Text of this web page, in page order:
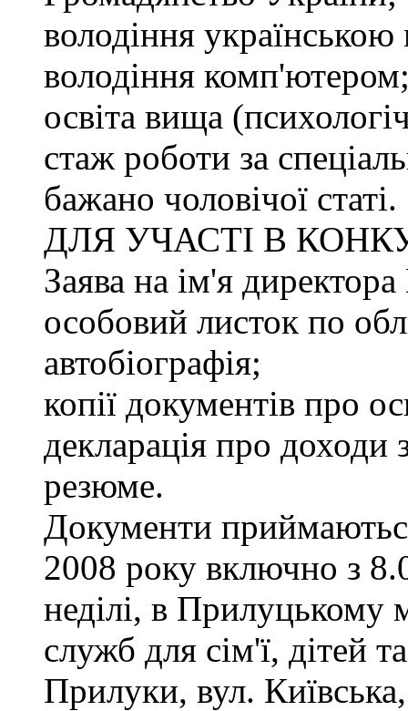
володіння
володіння
освіта вища
стаж роботи за
бажано чоловічої статі.
ДЛЯ УЧАСТІ В
Заява на ім'я
особовий листок по
автобіографія;
копії документів про
декларація про доходи
резюме.
Документи
2008 року включно з
неділі, в Прилуцькому
служб для сім'ї, дітей
Прилуки, вул.